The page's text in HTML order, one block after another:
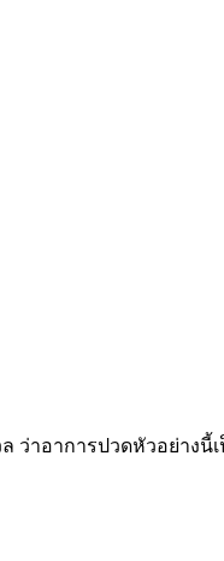
ว่าอาการปวดหัวอย่างนี้เ